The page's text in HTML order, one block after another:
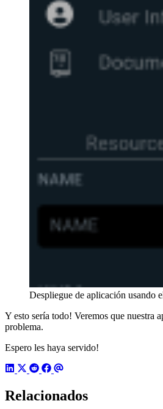
Despliegue de aplicación usando
Y esto sería todo! Veremos que nuestra
problema.
Espero les haya servido!
Relacionados